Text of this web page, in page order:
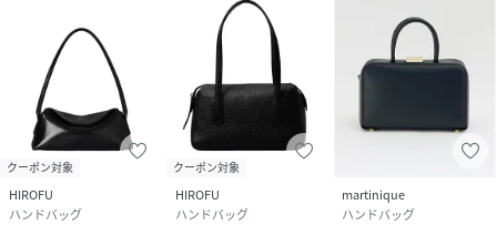
クーポン対象
HIROFU
ハンドバッグ
クーポン対象
HIROFU
ハンドバッグ
martinique
ハンドバッグ